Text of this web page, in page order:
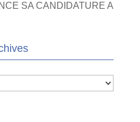
SA CANDIDATURE A